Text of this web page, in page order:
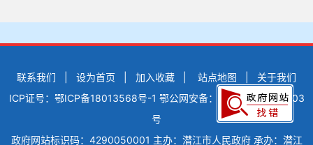
联系我们 设为首页 加入收藏 站点地图
关于我们
ICP证号：鄂ICP备18013568号-1 鄂公网安备：42900502000503
号
政府网站标识码：4290050001 主办：潜江市人民政府 承办：潜江